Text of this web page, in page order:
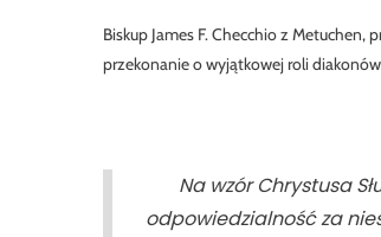
Biskup James F. Checchio z Metuchen,
przekonanie o wyjątkowej roli
Na wzór Chrystusa
odpowiedzialność za